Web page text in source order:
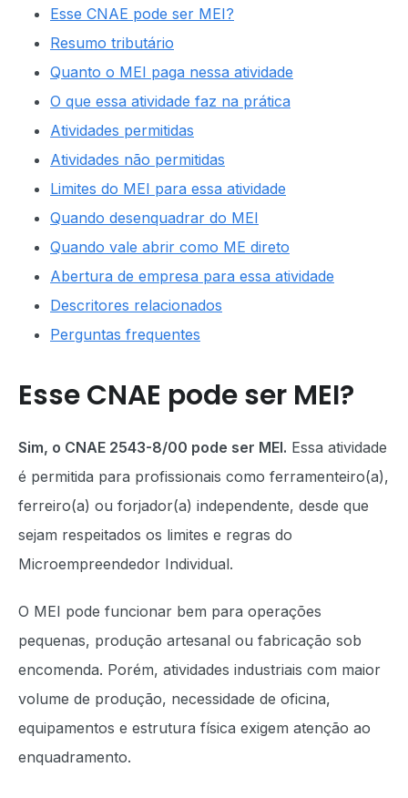
Esse CNAE pode ser MEI?
Resumo tributário
Quanto o MEI paga nessa atividade
O que essa atividade faz na prática
Atividades permitidas
Atividades não permitidas
Limites do MEI para essa atividade
Quando desenquadrar do MEI
Quando vale abrir como ME direto
Abertura de empresa para essa atividade
Descritores relacionados
Perguntas frequentes
Esse CNAE pode ser MEI?
Sim, o CNAE 2543-8/00 pode ser MEI. Essa atividade
é permitida para profissionais como ferramenteiro(a),
ferreiro(a) ou forjador(a) independente, desde que
sejam respeitados os limites e regras do
Microempreendedor Individual.
O MEI pode funcionar bem para operações
pequenas, produção artesanal ou fabricação sob
encomenda. Porém, atividades industriais com maior
volume de produção, necessidade de oficina,
equipamentos e estrutura física exigem atenção ao
enquadramento.